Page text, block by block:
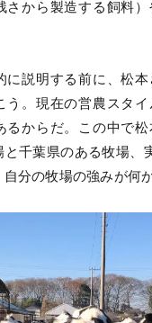
さから製造する飼料
に説明する前に、松
う。現在の営農スタ
るからだ。この中で
千葉県のある牧場、
分の牧場の強みが何